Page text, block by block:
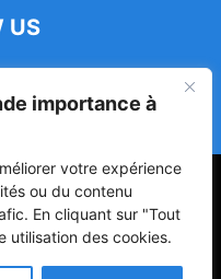
importance à
votre expérience
ou du contenu
En cliquant sur "Tout
utilisation des cookies.
US
de la Vie Privée: Me
le Bénin à Séoul